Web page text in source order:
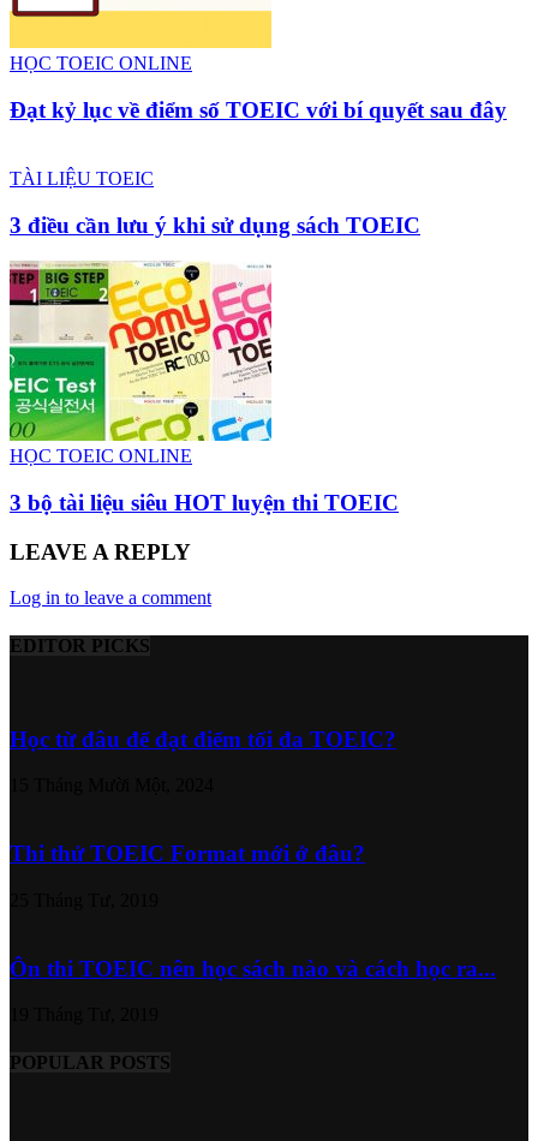
HỌC TOEIC ONLINE
Đạt kỷ lục về điểm số TOEIC với bí quyết sau đây
TÀI LIỆU TOEIC
3 điều cần lưu ý khi sử dụng sách TOEIC
HỌC TOEIC ONLINE
3 bộ tài liệu siêu HOT luyện thi TOEIC
LEAVE A REPLY
Log in to leave a comment
EDITOR PICKS
Học từ đâu để đạt điểm tối đa TOEIC?
Thi thử TOEIC Format mới ở đâu?
Ôn thi TOEIC nên học sách nào và cách học ra...
POPULAR POSTS